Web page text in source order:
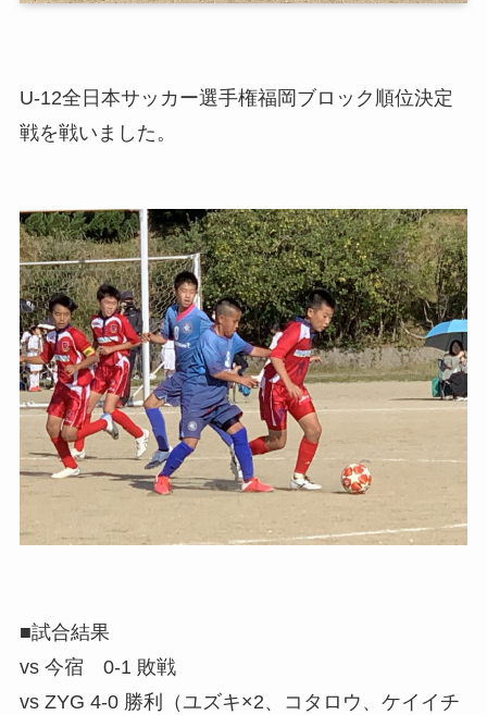
U-12全日本サッカー選手権福岡ブロック順位決定
戦を戦いました。
■試合結果
vs 今宿 0-1 敗戦
vs ZYG 4-0 勝利（ユズキ×2、コタロウ、ケイイチ